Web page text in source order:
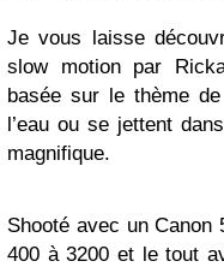
Je vous laisse
slow motion par
basée sur le thème
l’eau ou se jettent
magnifique.
Shooté avec un
400 à 3200 et le tout